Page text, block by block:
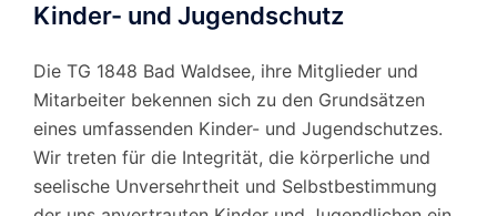
Kinder- und Jugendschutz
Die TG 1848 Bad Waldsee, ihre Mitglieder und
Mitarbeiter bekennen sich zu den Grundsätzen
eines umfassenden Kinder- und Jugendschutzes.
Wir treten für die Integrität, die körperliche und
seelische Unversehrtheit und Selbstbestimmung